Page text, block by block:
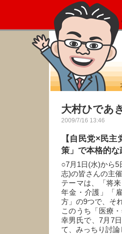
大村ひであ
2009/7/16 13:46
【自民党×民
策」で本格的な
○7月1日(水)から
志)の皆さんの主
テーマは、「将
年金・介護」「
方」の9つで、そ
このうち「医療
幸男氏で、7月7
て、みっちり討論